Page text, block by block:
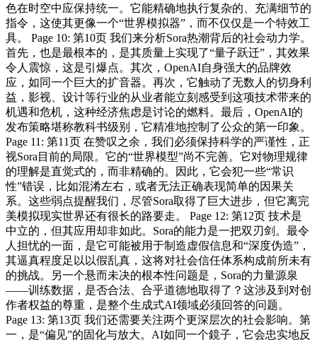
色在时空中应保持统一。它能精确地执行复杂的、充满细节的
指令，这使其更像一个“世界模拟器”，而不仅仅是一个特效工
具。 Page 10: 第10页 我们来分析Sora热潮背后的社会动力学。
首先，也是最根本的，是其质量上实现了“量子跃迁”，其效果
令人震惊，这是引爆点。其次，OpenAI自身强大的品牌效
应，如同一个巨大的扩音器。再次，它触动了无数人的切身利
益，影视、设计等行业的从业者能立刻感受到这项技术带来的
机遇和危机，这种经济焦虑是讨论的燃料。最后，OpenAI的
发布策略堪称教科书级别，它精准地控制了公众的第一印象。
Page 11: 第11页 在赞叹之余，我们必须保持科学的严谨性，正
视Sora目前的局限。它的“世界模型”尚不完善。它对物理规律
的理解是直觉式的，而非精确的。因此，它会犯一些“常识
性”错误，比如混淆左右，或者无法正确表现简单的因果关
系。这些弱点提醒我们，尽管Sora取得了巨大进步，但它离完
美模拟现实世界还有很长的路要走。 Page 12: 第12页 技术是
中立的，但其应用却非如此。Sora的能力是一把双刃剑。最令
人担忧的一面，是它可能被用于制造虚假信息和“深度伪造”，
其逼真程度足以以假乱真，这将对社会信任体系构成前所未有
的挑战。另一个悬而未决的根本性问题是，Sora的力量源泉
——训练数据，是否合法、合乎道德地取得了？这涉及到对创
作者权益的尊重，是整个生成式AI领域必须回答的问题。
Page 13: 第13页 我们还需要关注两个更深层次的社会影响。第
一，是“偏见”的固化与放大。AI如同一个鏡子，它会忠实地反